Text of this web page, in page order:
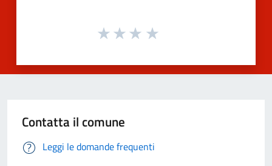
Contatta il comune
Leggi le domande frequenti